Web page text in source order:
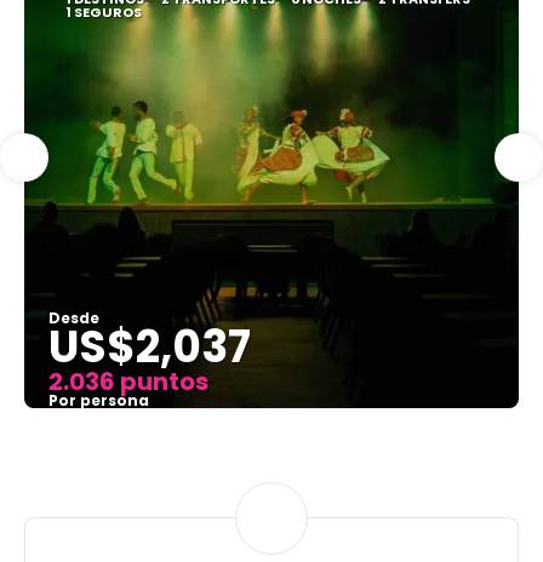
1 SEGUROS
Desde
US$2,037
2.036 puntos
Por persona